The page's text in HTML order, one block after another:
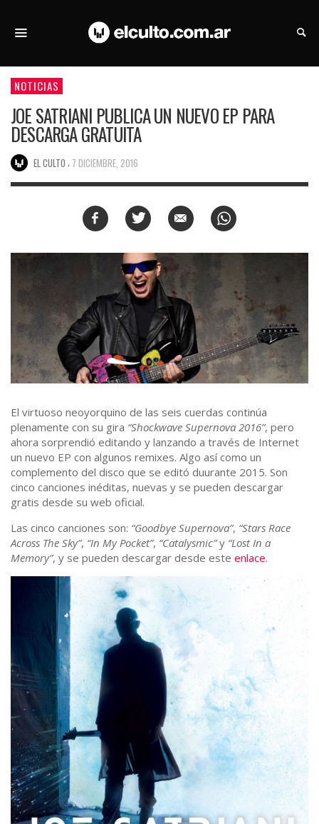
NOTICIAS
JOE SATRIANI PUBLICA UN NUEVO EP PARA
DESCARGA GRATUITA
EL CULTO 7 DICIEMBRE, 2016
El virtuoso neoyorquino de las seis cuerdas continúa
plenamente con su gira “Shockwave Supernova 2016”, pero
ahora sorprendió editando y lanzando a través de Internet
un nuevo EP con algunos remixes. Algo así como un
complemento del disco que se editó duurante 2015. Son
cinco canciones inéditas, nuevas y se pueden descargar
gratis desde su web oficial.
Las cinco canciones son: “Goodbye Supernova”, “Stars Race
Across The Sky”, “In My Pocket”, “Catalysmic”y “Lost In a
Memory”, y se pueden descargar desde este enlace.